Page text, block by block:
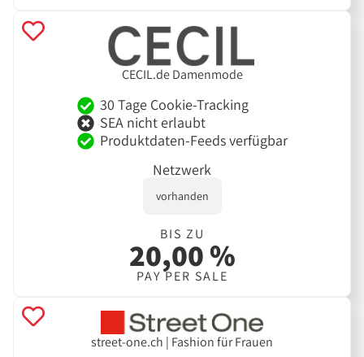
CECIL.de Damenmode
30 Tage Cookie-Tracking
SEA nicht erlaubt
Produktdaten-Feeds verfügbar
Netzwerk
vorhanden
BIS ZU
20,00 %
PAY PER SALE
street-one.ch | Fashion für Frauen